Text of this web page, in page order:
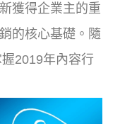
獲得企業主的重
的核心基礎。隨
2019年內容行